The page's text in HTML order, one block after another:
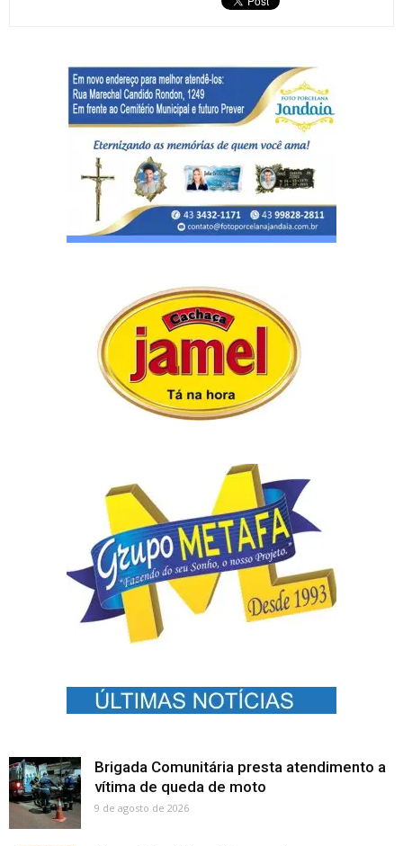
Brigada Comunitária presta atendimento a
vítima de queda de moto
9 de agosto de 2026